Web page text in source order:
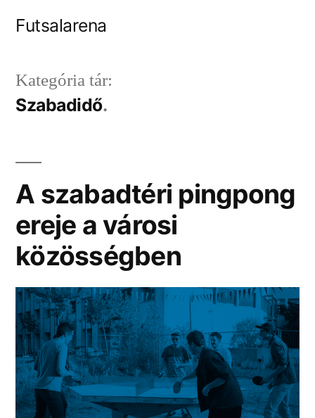
Futsalarena
Kategória tár:
Szabadidő
A szabadtéri pingpong
ereje a városi
közösségben